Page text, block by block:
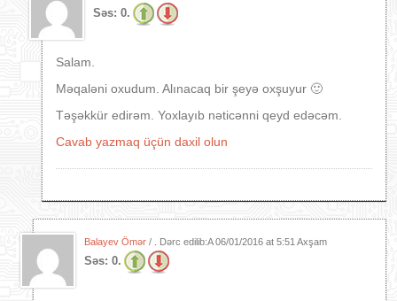
Səs: 0.
Salam.
Məqaləni oxudum. Alınacaq bir şeyə oxşuyur 🙂
Təşəkkür edirəm. Yoxlayıb nəticənni qeyd edəcəm.
Cavab yazmaq üçün daxil olun
Balayev Ömər / . Dərc edilib:A06/01/2016 at 5:51 Axşam
Səs: 0.